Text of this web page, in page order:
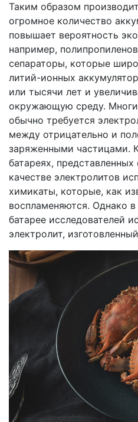
Таким образом
огромное количество
повышает вероятность
например,
сепараторы, которые
литий-ионных
или тысячи лет и
окружающую среду.
обычно требуется
между отрицательно и
заряженными частицами.
батареях,
качестве электролитов
химикаты, которые, как
воспламеняются. Однако
батарее исследователей
электролит,